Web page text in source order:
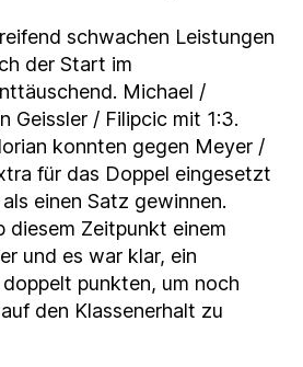
schwachen Leistungen
der Start im
Michael /
Geissler / Filipcic mit 1:3.
konnten gegen Meyer /
für das Doppel eingesetzt
einen Satz gewinnen.
diesem Zeitpunkt einem
und es war klar, ein
punkten, um noch
den Klassenerhalt zu